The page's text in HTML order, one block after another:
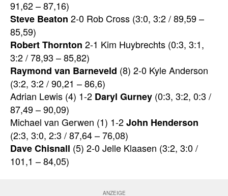
91,62 – 87,16)
Steve Beaton 2-0 Rob Cross (3:0, 3:2 / 89,59 –
85,59)
Robert Thornton 2-1 Kim Huybrechts (0:3, 3:1,
3:2 / 78,93 – 85,82)
Raymond van Barneveld (8) 2-0 Kyle Anderson
(3:2, 3:2 / 90,21 – 86,6)
Adrian Lewis (4) 1-2 Daryl Gurney (0:3, 3:2, 0:3 /
87,49 – 90,09)
Michael van Gerwen (1) 1-2John Henderson
(2:3, 3:0, 2:3 / 87,64 – 76,08)
Dave Chisnall (5) 2-0 Jelle Klaasen (3:2, 3:0 /
101,1 – 84,05)